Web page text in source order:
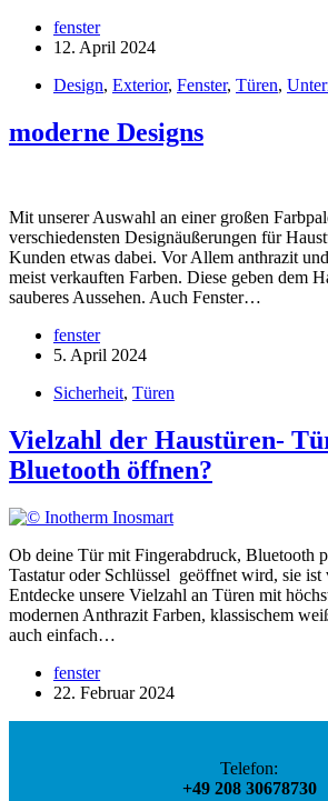
fenster
12. April 2024
Design, Exterior, Fenster, Türen,
moderne Designs
Mit unserer Auswahl an einer großen
verschiedensten Designäußerungen für
Kunden etwas dabei. Vor Allem anthrazit
meist verkauften Farben. Diese geben dem
sauberes Aussehen. Auch Fenster…
fenster
5. April 2024
Sicherheit, Türen
Vielzahl der Haustüren-
Bluetooth öffnen?
Ob deine Tür mit Fingerabdruck, Bluetooth
Tastatur oder Schlüssel geöffnet wird, sie
Entdecke unsere Vielzahl an Türen mit
modernen Anthrazit Farben, klassischem
auch einfach…
fenster
22. Februar 2024
Telefon:
+49 208 30678730